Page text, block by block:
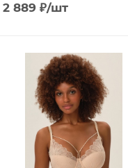
2 889 ₽/шт